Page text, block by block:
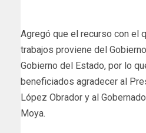
Agregó que el recurso con el
trabajos proviene del
Gobierno del Estado, por lo
beneficiados agradecer al
López Obrador y al
Moya.